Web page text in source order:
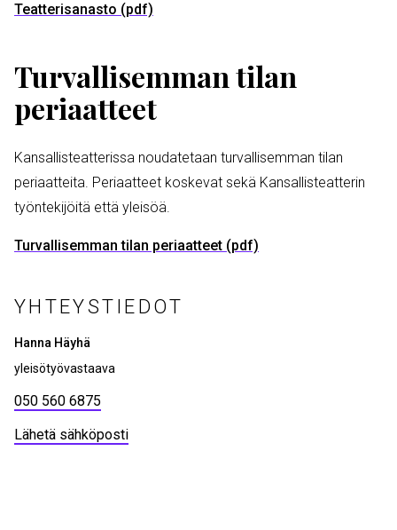
Tiedosto
Teatterisanasto (pdf)
Turvallisemman tilan
periaatteet
Kansallisteatterissa noudatetaan turvallisemman tilan
periaatteita. Periaatteet koskevat sekä Kansallisteatterin
työntekijöitä että yleisöä.
Tiedosto
Turvallisemman tilan periaatteet (pdf)
YHTEYSTIEDOT
Hanna Häyhä
yleisötyövastaava
050 560 6875
Lähetä sähköposti